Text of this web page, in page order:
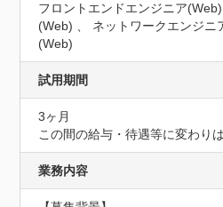
フロントエンドエンジニア
(Web) 、 ネットワークエンジニ
(Web)
試用期間
3ヶ月
この間の給与・待遇等に変わり
業務内容